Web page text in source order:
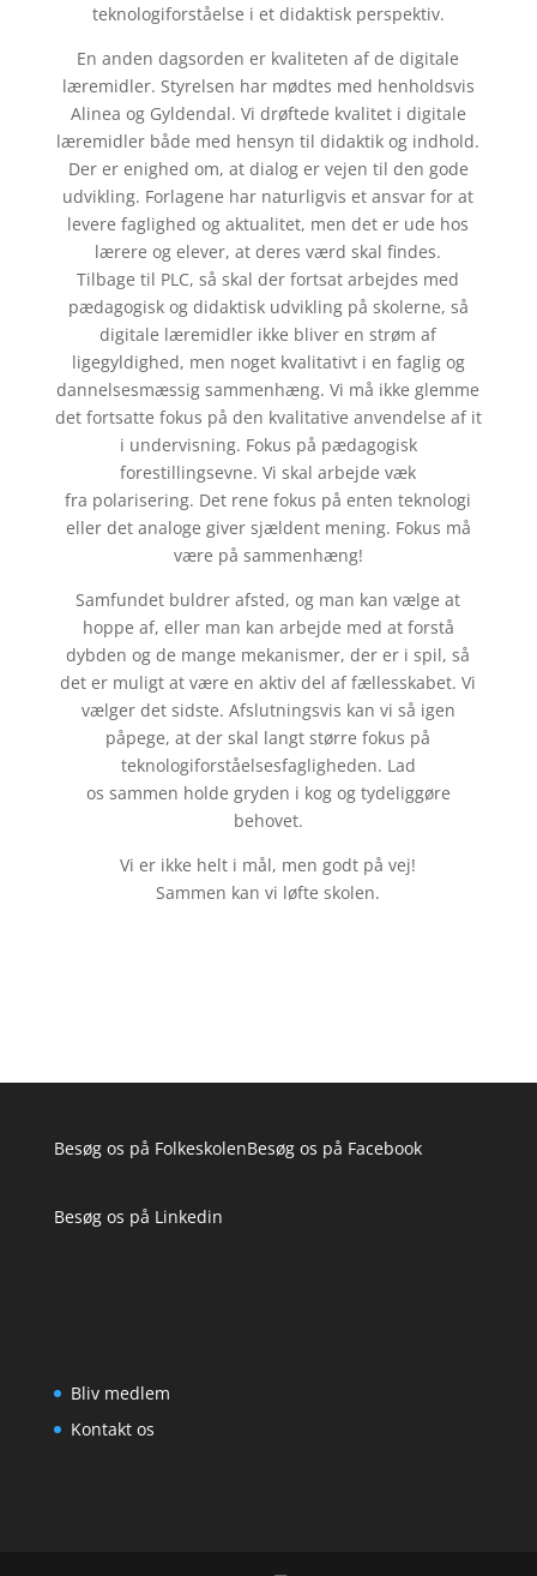
teknologiforståelse i et didaktisk perspektiv.
En anden dagsorden er kvaliteten af de digitale
læremidler. Styrelsen har mødtes med henholdsvis
Alinea og Gyldendal. Vi drøftede kvalitet i digitale
læremidler både med hensyn til didaktik og indhold.
Der er enighed om, at dialog er vejen til den gode
udvikling. Forlagene har naturligvis et ansvar for at
levere faglighed og aktualitet, men det er ude hos
lærere og elever, at deres værd skal findes.
Tilbage til PLC, så skal der fortsat arbejdes med
pædagogisk og didaktisk udvikling på skolerne, så
digitale læremidler ikke bliver en strøm af
ligegyldighed, men noget kvalitativt i en faglig og
dannelsesmæssig sammenhæng. Vi må ikke glemme
det fortsatte fokus på den kvalitative anvendelse af it
i undervisning. Fokus på pædagogisk
forestillingsevne. Vi skal arbejde væk
fra polarisering. Det rene fokus på enten teknologi
eller det analoge giver sjældent mening. Fokus må
være på sammenhæng!
Samfundet buldrer afsted, og man kan vælge at
hoppe af, eller man kan arbejde med at forstå
dybden og de mange mekanismer, der er i spil, så
det er muligt at være en aktiv del af fællesskabet. Vi
vælger det sidste. Afslutningsvis kan vi så igen
påpege, at der skal langt større fokus på
teknologiforståelsesfagligheden. Lad
os sammen holde gryden i kog og tydeliggøre
behovet.
Vi er ikke helt i mål, men godt på vej!
Sammen kan vi løfte skolen.
Besøg os på FolkeskolenBesøg os på Facebook
Besøg os på Linkedin
Bliv medlem
Kontakt os